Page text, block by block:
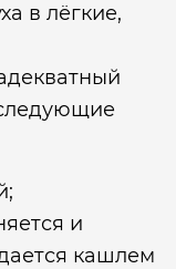
в лёгкие,
и
кашлем